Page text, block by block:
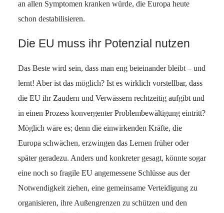
an allen Symptomen kranken würde, die Europa heute
schon destabilisieren.
Die EU muss ihr Potenzial nutzen
Das Beste wird sein, dass man eng beieinander bleibt – und
lernt! Aber ist das möglich? Ist es wirklich vorstellbar, dass
die EU ihr Zaudern und Verwässern rechtzeitig aufgibt und
in einen Prozess konvergenter Problembewältigung eintritt?
Möglich wäre es; denn die einwirkenden Kräfte, die
Europa schwächen, erzwingen das Lernen früher oder
später geradezu. Anders und konkreter gesagt, könnte sogar
eine noch so fragile EU angemessene Schlüsse aus der
Notwendigkeit ziehen, eine gemeinsame Verteidigung zu
organisieren, ihre Außengrenzen zu schützen und den